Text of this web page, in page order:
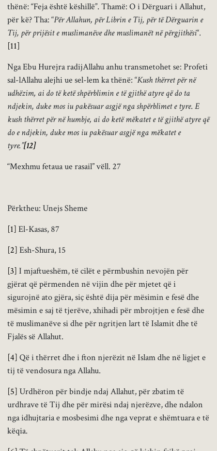
thënë: “Feja është këshillë”. Thamë: O i Dërguari i Allahut,
për kë? Tha: “Për Allahun, për Librin e Tij, për të Dërguarin e
Tij, për prijësit e muslimanëve dhe muslimanët në përgjithësi“.
[11]
Nga Ebu Hurejra radijAllahu anhu transmetohet se: Profeti
sal-lAllahu alejhi ue sel-lem ka thënë: “Kush thërret për në
udhëzim, ai do të ketë shpërblimin e të gjithë atyre që do ta
ndjekin, duke mos iu pakësuar asgjë nga shpërblimet e tyre. E
kush thërret për në humbje, ai do ketë mëkatet e të gjithë atyre që
do e ndjekin, duke mos iu pakësuar asgjë nga mëkatet e
tyre.”[12]
“Mexhmu fetaua ue rasail” vëll. 27
Përktheu: Unejs Sheme
[1] El-Kasas, 87
[2] Esh-Shura, 15
[3] I mjaftueshëm, të cilët e përmbushin nevojën për
gjërat që përmenden në vijin dhe për mjetet që i
sigurojnë ato gjëra, siç është dija për mësimin e fesë dhe
mësimin e saj të tjerëve, xhihadi për mbrojtjen e fesë dhe
të muslimanëve si dhe për ngritjen lart të Islamit dhe të
Fjalës së Allahut.
[4] Që i thërret dhe i fton njerëzit në Islam dhe në ligjet e
tij të vendosura nga Allahu.
[5] Urdhëron për bindje ndaj Allahut, për zbatim të
urdhrave të Tij dhe për mirësi ndaj njerëzve, dhe ndalon
nga idhujtaria e mosbesimi dhe nga veprat e shëmtuara e të
këqia.